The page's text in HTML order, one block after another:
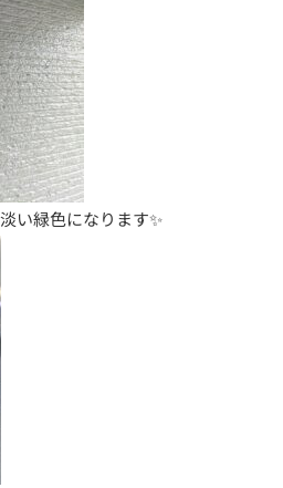
い緑色になります✨